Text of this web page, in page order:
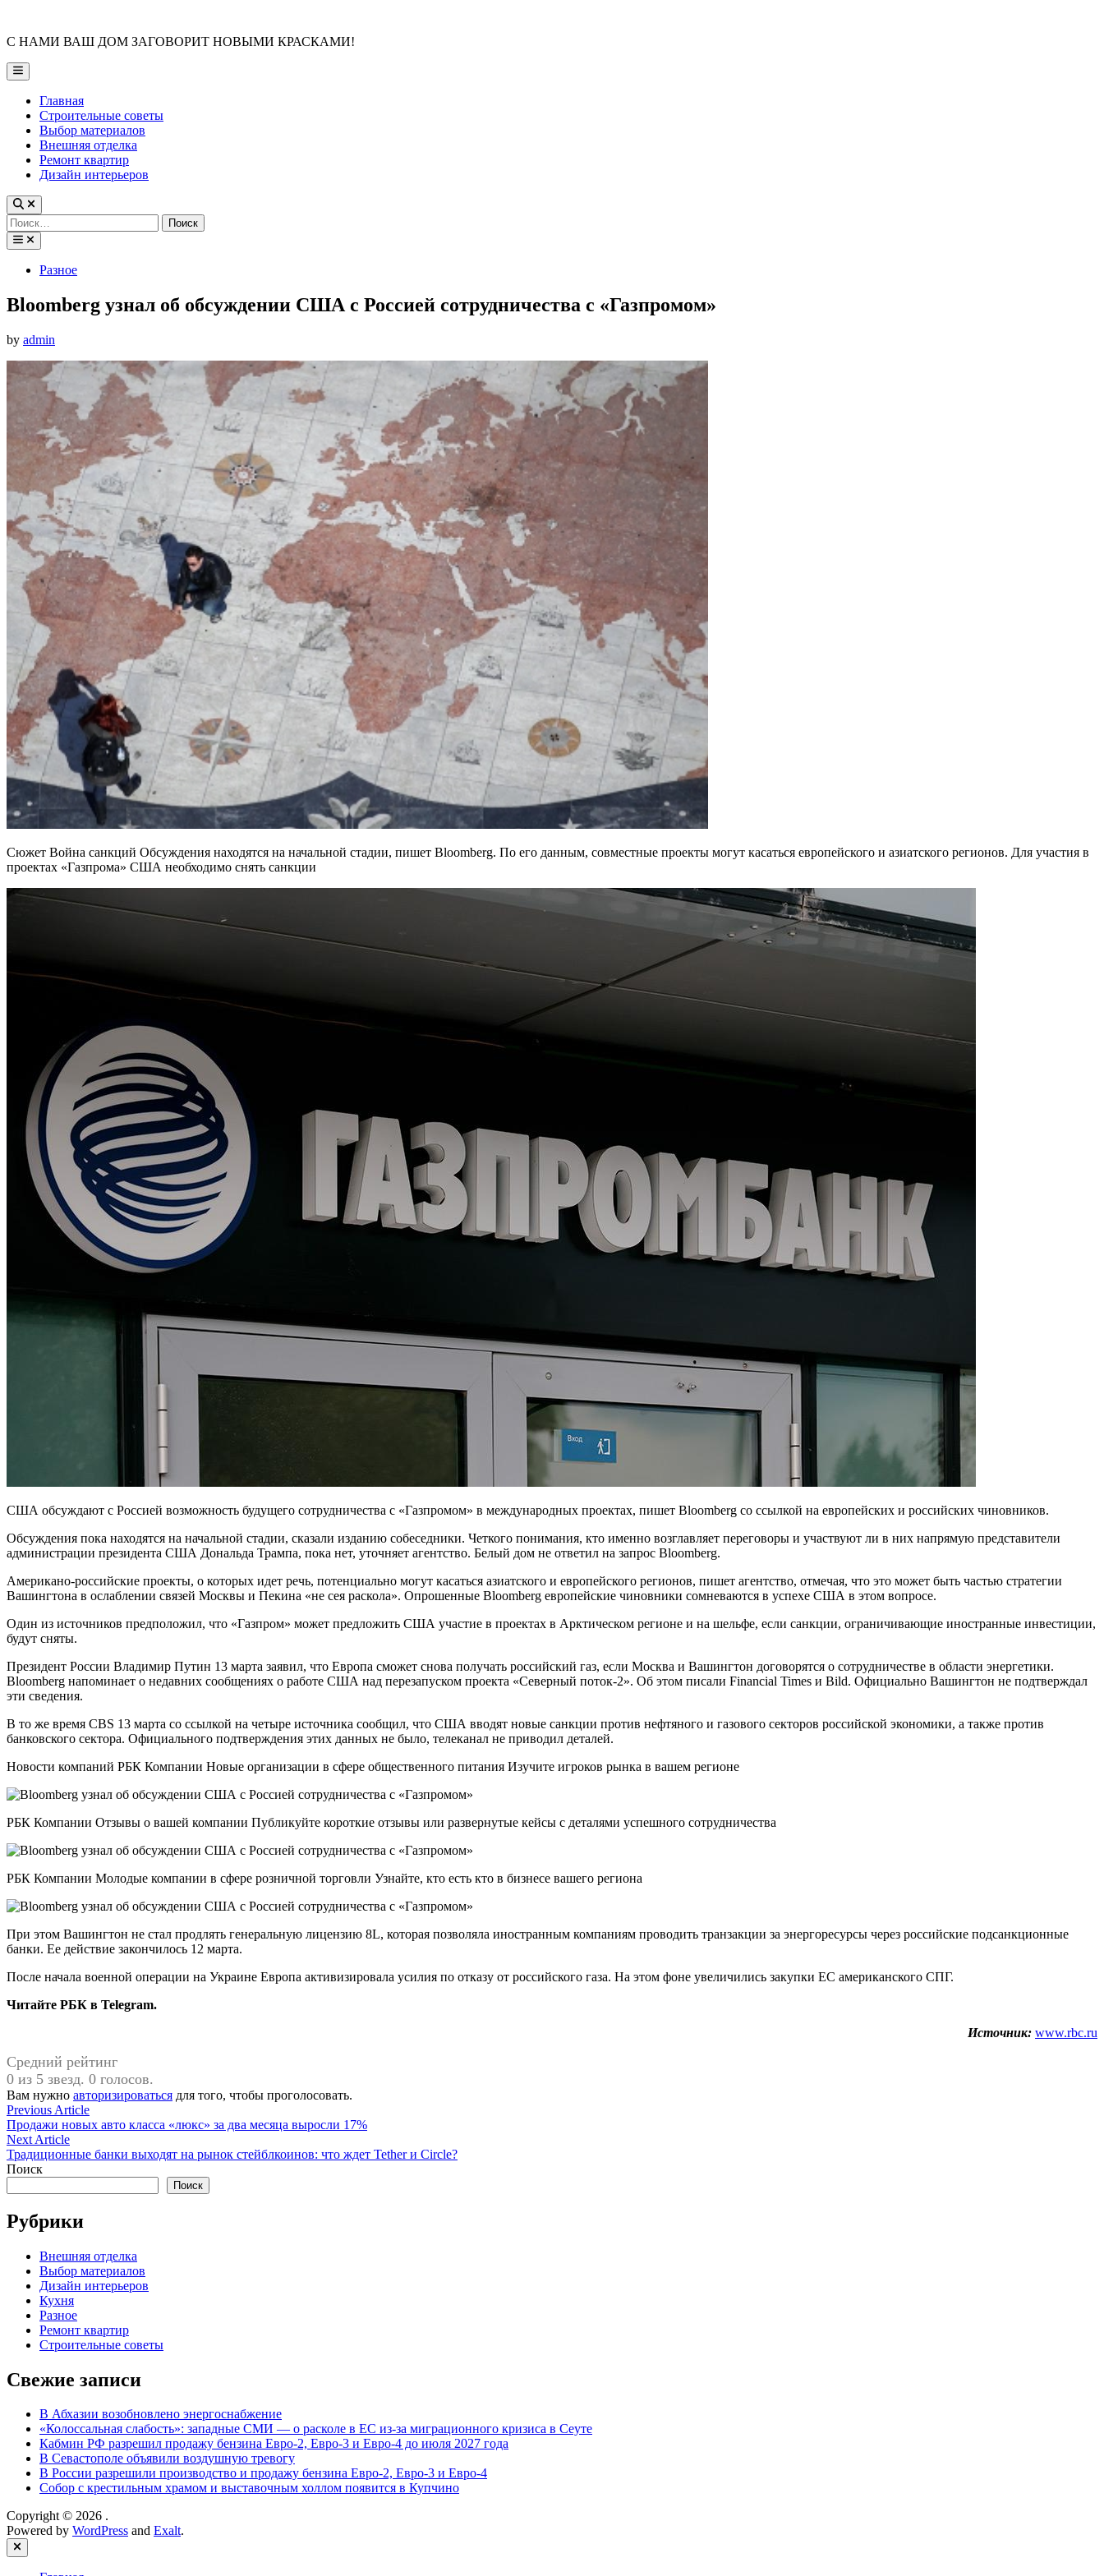
content
С НАМИ ВАШ ДОМ ЗАГОВОРИТ НОВЫМИ КРАСКАМИ!
Main
Menu
Главная
Строительные советы
Выбор материалов
Внешняя отделка
Ремонт квартир
Дизайн интерьеров
Найти:
PostedРазное
Bloomberg узнал об обсуждении США с Россией сотрудничества с «Газпромом»
by admin
Сюжет Война санкций Обсуждения находятся на начальной стадии, пишет Bloomberg. По его данным, совместные проекты могут касаться европейского и азиатского регионов. Для участия в
проектах «Газпрома» США необходимо снять санкции
США обсуждают с Россией возможность будущего сотрудничества с «Газпромом» в международных проектах, пишет Bloomberg со ссылкой на европейских и российских чиновников.
Обсуждения пока находятся на начальной стадии, сказали изданию собеседники. Четкого понимания, кто именно возглавляет переговоры и участвуют ли в них напрямую представители
администрации президента США Дональда Трампа, пока нет, уточняет агентство. Белый дом не ответил на запрос Bloomberg.
Американо-российские проекты, о которых идет речь, потенциально могут касаться азиатского и европейского регионов, пишет агентство, отмечая, что это может быть частью стратегии
Вашингтона в ослаблении связей Москвы и Пекина «не сея раскола». Опрошенные Bloomberg европейские чиновники сомневаются в успехе США в этом вопросе.
Один из источников предположил, что «Газпром» может предложить США участие в проектах в Арктическом регионе и на шельфе, если санкции, ограничивающие иностранные инвестиции,
будут сняты.
Президент России Владимир Путин 13 марта заявил, что Европа сможет снова получать российский газ, если Москва и Вашингтон договорятся о сотрудничестве в области энергетики.
Bloomberg напоминает о недавних сообщениях о работе США над перезапуском проекта «Северный поток-2». Об этом писали Financial Times и Bild. Официально Вашингтон не подтверждал
эти сведения.
В то же время CBS 13 марта со ссылкой на четыре источника сообщил, что США вводят новые санкции против нефтяного и газового секторов российской экономики, а также против
банковского сектора. Официального подтверждения этих данных не было, телеканал не приводил деталей.
Новости компаний РБК Компании Новые организации в сфере общественного питания Изучите игроков рынка в вашем регионе
РБК Компании Отзывы о вашей компании Публикуйте короткие отзывы или развернутые кейсы с деталями успешного сотрудничества
РБК Компании Молодые компании в сфере розничной торговли Узнайте, кто есть кто в бизнесе вашего региона
При этом Вашингтон не стал продлять генеральную лицензию 8L, которая позволяла иностранным компаниям проводить транзакции за энергоресурсы через российские подсанкционные
банки. Ее действие закончилось 12 марта.
После начала военной операции на Украине Европа активизировала усилия по отказу от российского газа. На этом фоне увеличились закупки ЕС американского СПГ.
Читайте РБК в Telegram.
Источник: www.rbc.ru
Средний рейтинг
0 из 5 звезд. 0 голосов.
Вам нужно авторизироваться для того, чтобы проголосовать.
Навигация
по
записям
Previous ArticlePrevious
article:
Продажи новых авто класса «люкс» за два месяца выросли 17%
Next ArticleNext
article:
Традиционные банки выходят на рынок стейблкоинов: что ждет Tether и Circle?
Поиск
Поиск
Рубрики
Внешняя отделка
Выбор материалов
Дизайн интерьеров
Кухня
Разное
Ремонт квартир
Строительные советы
Свежие записи
В Абхазии возобновлено энергоснабжение
«Колоссальная слабость»: западные СМИ — о расколе в ЕС из-за миграционного кризиса в Сеуте
Кабмин РФ разрешил продажу бензина Евро-2, Евро-3 и Евро-4 до июля 2027 года
В Севастополе объявили воздушную тревогу
В России разрешили производство и продажу бензина Евро-2, Евро-3 и Евро-4
Собор с крестильным храмом и выставочным холлом появится в Купчино
Copyright © 2026 .
Powered by WordPress and Exalt.
Close